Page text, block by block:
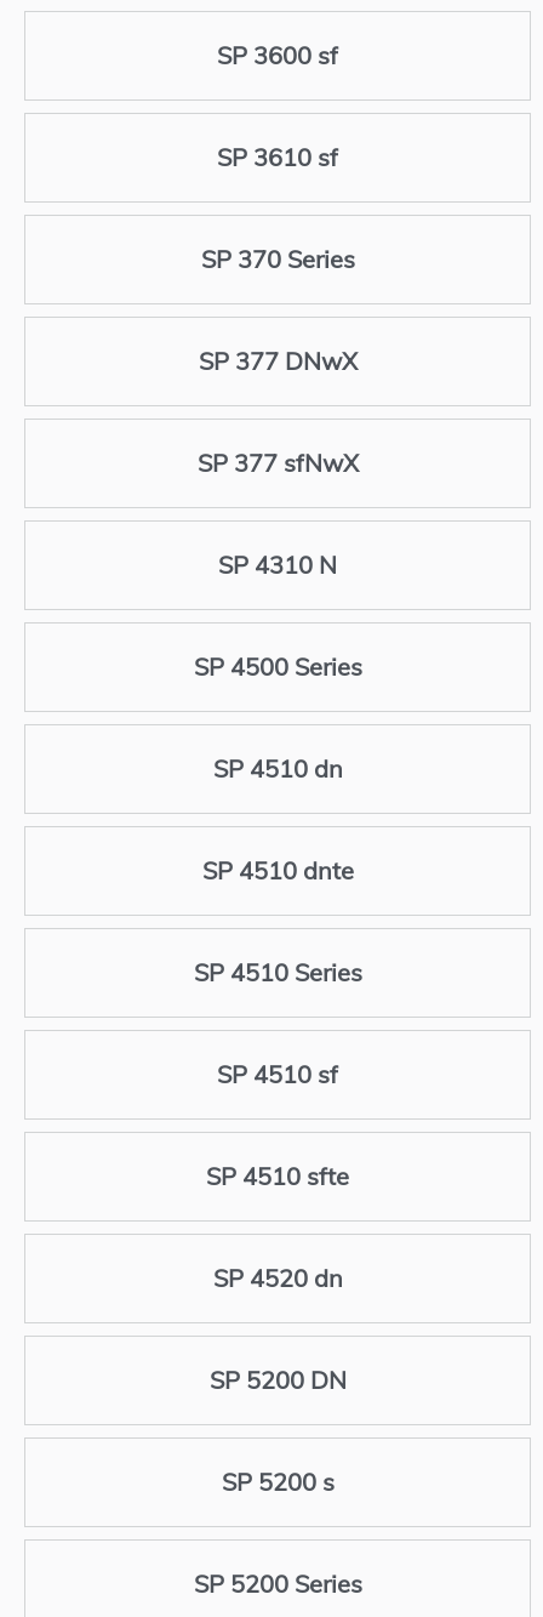
SP 3600 sf
SP 3610 sf
SP 370 Series
SP 377 DNwX
SP 377 sfNwX
SP 4310 N
SP 4500 Series
SP 4510 dn
SP 4510 dnte
SP 4510 Series
SP 4510 sf
SP 4510 sfte
SP 4520 dn
SP 5200 DN
SP 5200 s
SP 5200 Series